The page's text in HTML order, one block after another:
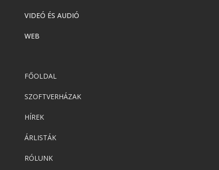
VIDEÓ ÉS AUDIÓ
WEB
FŐOLDAL
SZOFTVERHÁZAK
HÍREK
ÁRLISTÁK
RÓLUNK